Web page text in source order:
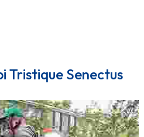
Tristique Senectus